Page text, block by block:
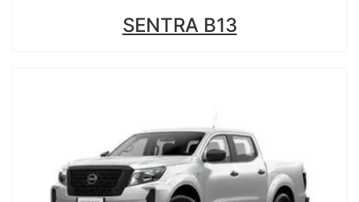
SENTRA B13